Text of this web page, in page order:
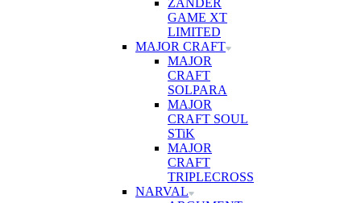
ZANDER
GAME XT
LIMITED
MAJOR CRAFT
MAJOR
CRAFT
SOLPARA
MAJOR
CRAFT SOUL
STiK
MAJOR
CRAFT
TRIPLECROSS
NARVAL